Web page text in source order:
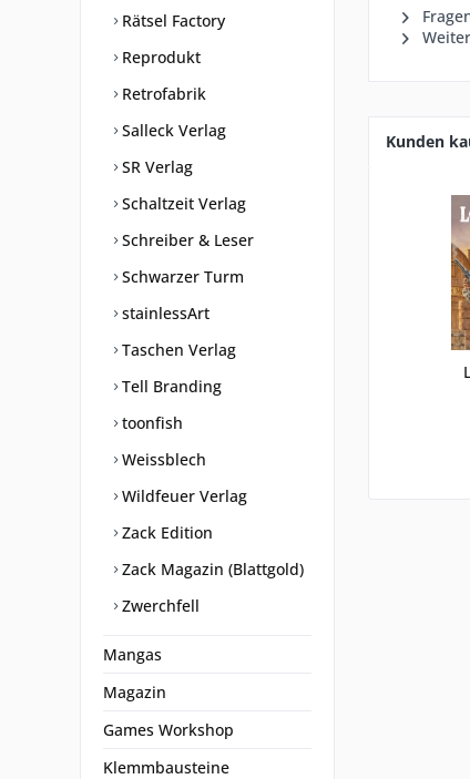
Rätsel Factory
Reprodukt
Retrofabrik
Salleck Verlag
SR Verlag
Schaltzeit Verlag
Schreiber & Leser
Schwarzer Turm
stainlessArt
Taschen Verlag
Tell Branding
toonfish
Weissblech
Wildfeuer Verlag
Zack Edition
Zack Magazin (Blattgold)
Zwerchfell
Mangas
Magazin
Games Workshop
Klemmbausteine
Kunden